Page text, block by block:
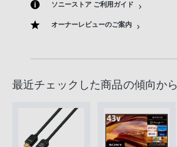
ソニーストア ご利用ガイド
オーナーレビューのご案内
最近チェックした商品の傾向から